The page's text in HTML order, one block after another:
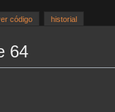
64
código historial